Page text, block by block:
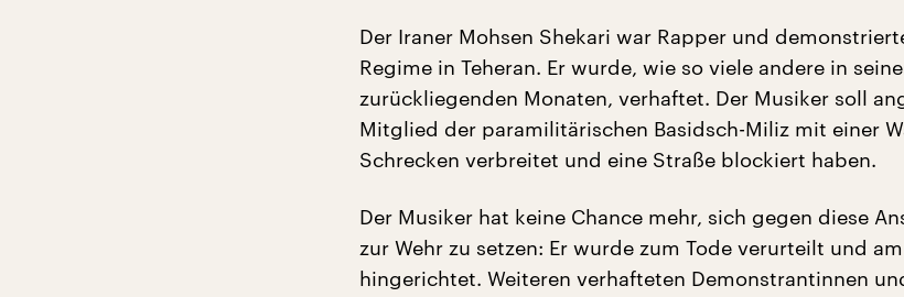
Der Iraner Mohsen Shekari war Rapper und
Regime in Teheran. Er wurde, wie so viele andere in
zurückliegenden Monaten, verhaftet. Der Musiker soll
Mitglied der paramilitärischen Basidsch-Miliz mit einer
Schrecken verbreitet und eine Straße blockiert haben.
Der Musiker hat keine Chance mehr, sich gegen diese
zur Wehr zu setzen: Er wurde zum Tode verurteilt und
hingerichtet. Weiteren verhafteten Demonstrantinnen